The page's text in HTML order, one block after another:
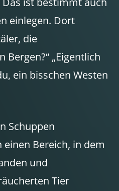
einlegen. Dort
die
„Eigentlich
ein bisschen Westen
Schuppen
Bereich, in dem
und
Tier